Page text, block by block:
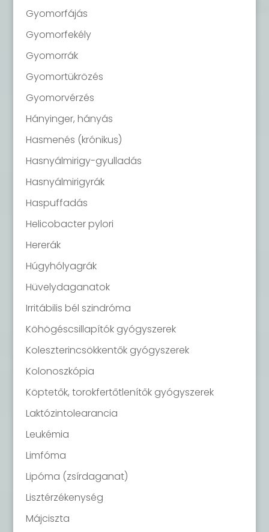
Gyomorfájás
Gyomorfekély
Gyomorrák
Gyomortükrözés
Gyomorvérzés
Hányinger, hányás
Hasmenés (krónikus)
Hasnyálmirigy-gyulladás
Hasnyálmirigyrák
Haspuffadás
Helicobacter pylori
Hererák
Húgyhólyagrák
Hüvelydaganatok
Irritábilis bél szindróma
Köhögéscsillapítók gyógyszerek
Koleszterincsökkentők gyógyszerek
Kolonoszkópia
Köptetők, torokfertőtlenítők gyógyszerek
Laktózintolearancia
Leukémia
Limfóma
Lipóma (zsírdaganat)
Lisztérzékenység
Májciszta